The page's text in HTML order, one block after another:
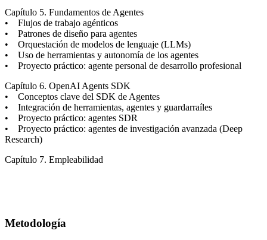
Capítulo 5. Fundamentos de Agentes
• Flujos de trabajo agénticos
• Patrones de diseño para agentes
• Orquestación de modelos de lenguaje (LLMs)
• Uso de herramientas y autonomía de los agentes
• Proyecto práctico: agente personal de desarrollo profesional
Capítulo 6. OpenAI Agents SDK
• Conceptos clave del SDK de Agentes
• Integración de herramientas, agentes y guardarraíles
• Proyecto práctico: agentes SDR
• Proyecto práctico: agentes de investigación avanzada (Deep
Research)
Capítulo 7. Empleabilidad
Metodología